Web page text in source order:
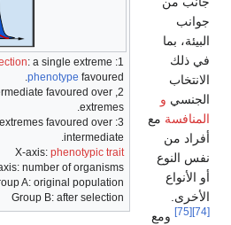
1:
: a single extreme
phenotype favoured.
2,
favoured over
extremes.
extremes favoured over
intermediate.
X-axis: phenotypic trait
number of organisms
A: original population
Group B: after selection
جوانب
البيئة، بما
في ذلك
الانتخاب
الجنسي و
المنافسة مع
أفراد من
نفس النوع
أو الأنواع
الأخرى.
[74]
[75]
ومع